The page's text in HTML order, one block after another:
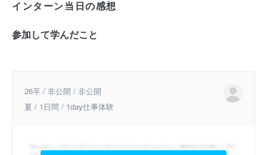
インターン当日の感想
参加して学んだこと
26卒 / 非公開 / 非公開
夏 / 1日間 / 1day仕事体験